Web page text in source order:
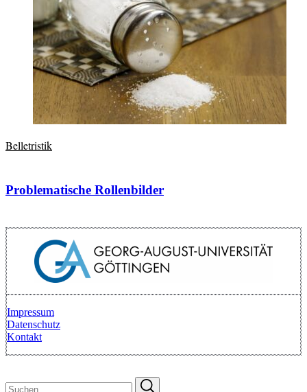
Belletristik
Problematische Rollenbilder
Impressum
Datenschutz
Kontakt
Suchen